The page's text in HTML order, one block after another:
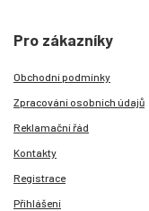
Pro zákazníky
Obchodní podmínky
Zpracování osobních údajů
Reklamační řád
Kontakty
Registrace
Přihlášení